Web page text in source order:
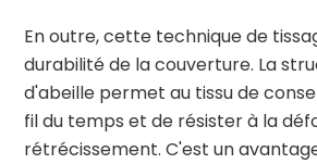
En outre, cette technique de
durabilité de la couverture. La
d'abeille permet au tissu de
fil du temps et de résister à la
rétrécissement. C'est un